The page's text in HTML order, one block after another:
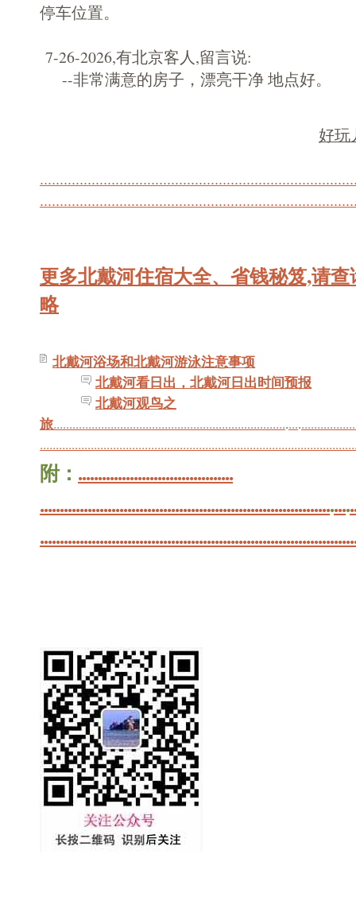
停车位置。
7-26-2026,有北京客人,留言说:
--非常满意的房子，漂亮干净 地点好。
好玩
...............................................................................
...............................................................................
更多北戴河住宿大全、省钱秘笈,请
略
北戴河浴场和北戴河游泳注意事项
北戴河看日出，北戴河日出时间预报
北戴河观鸟之
旅...............................................................................................
...................................................................................................
附： .......................................
...............................................................................
...............................................................................